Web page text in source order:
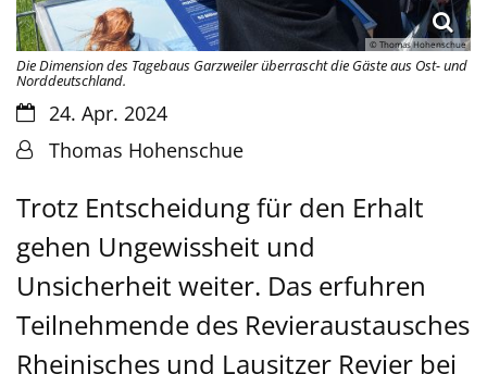
© Thomas Hohenschue
Die Dimension des Tagebaus Garzweiler überrascht die Gäste aus Ost- und
Norddeutschland.
Datum:24. Apr. 2024
Von:Thomas Hohenschue
Trotz Entscheidung für den Erhalt
gehen Ungewissheit und
Unsicherheit weiter. Das erfuhren
Teilnehmende des Revieraustausches
Rheinisches und Lausitzer Revier bei